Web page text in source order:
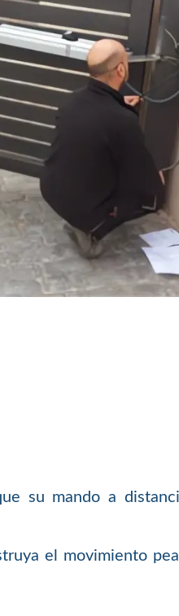
su mando a
el movimiento